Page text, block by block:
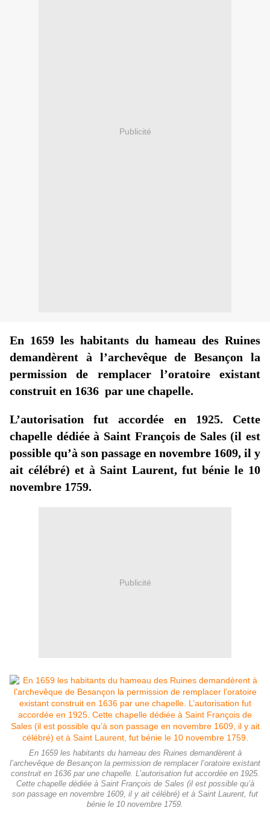
Publicité
En 1659 les habitants du hameau des Ruines
demandèrent à l’archevêque de Besançon la
permission de remplacer l’oratoire existant
construit en 1636 par une chapelle.
L’autorisation fut accordée en 1925. Cette
chapelle dédiée à Saint François de Sales (il est
possible qu’à son passage en novembre 1609, il y
ait célébré) et à Saint Laurent, fut bénie le 10
novembre 1759.
Publicité
En 1659 les habitants du hameau des Ruines demandèrent à
l’archevêque de Besançon la permission de remplacer l’oratoire existant
construit en 1636 par une chapelle. L’autorisation fut accordée en 1925.
Cette chapelle dédiée à Saint François de Sales (il est possible qu’à
son passage en novembre 1609, il y ait célébré) et à Saint Laurent, fut
bénie le 10 novembre 1759.